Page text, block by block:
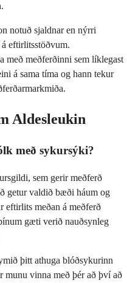
notuð sjaldnar en nýrri
eftirlitsstöðvum.
meðferðinni sem líklegast
á sama tíma og hann tekur
Aldesleukin
með sykursýki?
sem gerir meðferð
getur valdið bæði háum og
eftirlits meðan á meðferð
gæti verið nauðsynleg
þitt athuga blóðsykurinn
munu vinna með þér að því að